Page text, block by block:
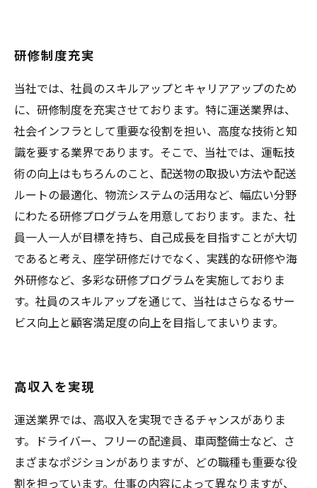
研修制度充実
当社では、社員のスキルアップとキャリアアップのため
に、研修制度を充実させております。特に運送業界は、
社会インフラとして重要な役割を担い、高度な技術と知
識を要する業界であります。そこで、当社では、運転技
術の向上はもちろんのこと、配送物の取扱い方法や配送
ルートの最適化、物流システムの活用など、幅広い分野
にわたる研修プログラムを用意しております。また、社
員一人一人が目標を持ち、自己成長を目指すことが大切
であると考え、座学研修だけでなく、実践的な研修や海
外研修など、多彩な研修プログラムを実施しておりま
す。社員のスキルアップを通じて、当社はさらなるサー
ビス向上と顧客満足度の向上を目指してまいります。
高収入を実現
運送業界では、高収入を実現できるチャンスがありま
す。ドライバー、フリーの配達員、車両整備士など、さ
まざまなポジションがありますが、どの職種も重要な役
割を担っています。仕事の内容によって異なりますが、